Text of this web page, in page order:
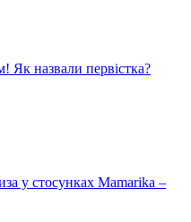
Як назвали первістка?
у стосунках Mamarika –